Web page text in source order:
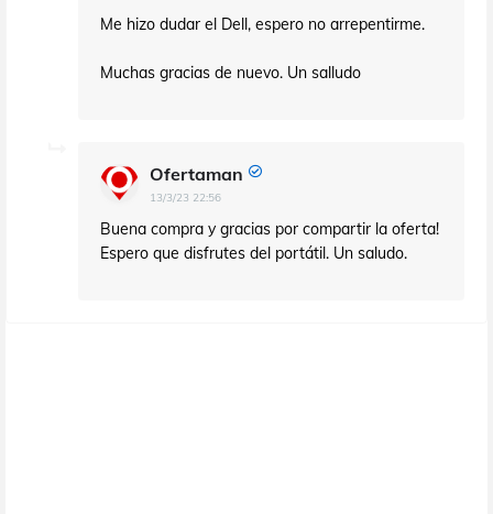
Me hizo dudar el Dell, espero no arrepentirme.
Muchas gracias de nuevo. Un salludo
Ofertaman
13/3/23 22:56
Buena compra y gracias por compartir la oferta!
Espero que disfrutes del portátil. Un saludo.